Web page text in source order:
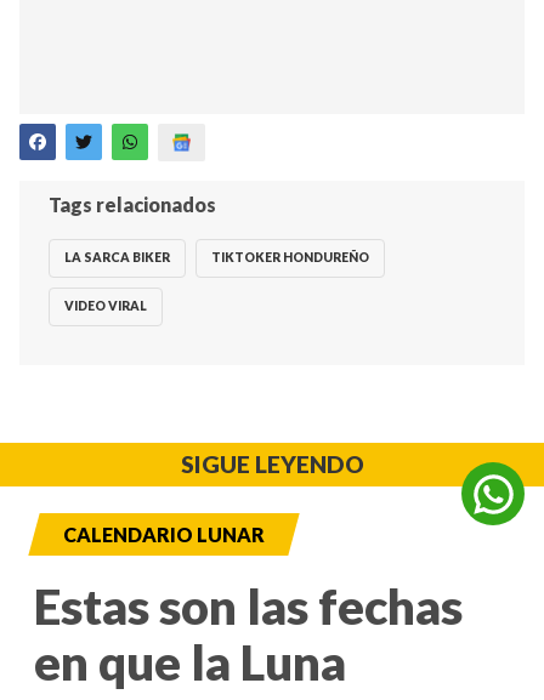
Tags relacionados
LA SARCA BIKER TIKTOKER HONDUREÑO
VIDEO VIRAL
SIGUE LEYENDO
CALENDARIO LUNAR
Estas son las fechas
en que la Luna